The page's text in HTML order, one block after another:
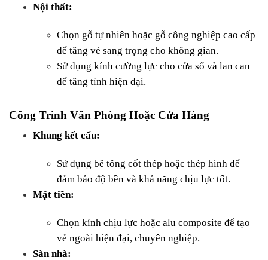
Nội thất:
Chọn gỗ tự nhiên hoặc gỗ công nghiệp cao cấp
để tăng vẻ sang trọng cho không gian.
Sử dụng kính cường lực cho cửa sổ và lan can
để tăng tính hiện đại.
Công Trình Văn Phòng Hoặc Cửa Hàng
Khung kết cấu:
Sử dụng bê tông cốt thép hoặc thép hình để
đảm bảo độ bền và khả năng chịu lực tốt.
Mặt tiền:
Chọn kính chịu lực hoặc alu composite để tạo
vẻ ngoài hiện đại, chuyên nghiệp.
Sàn nhà: